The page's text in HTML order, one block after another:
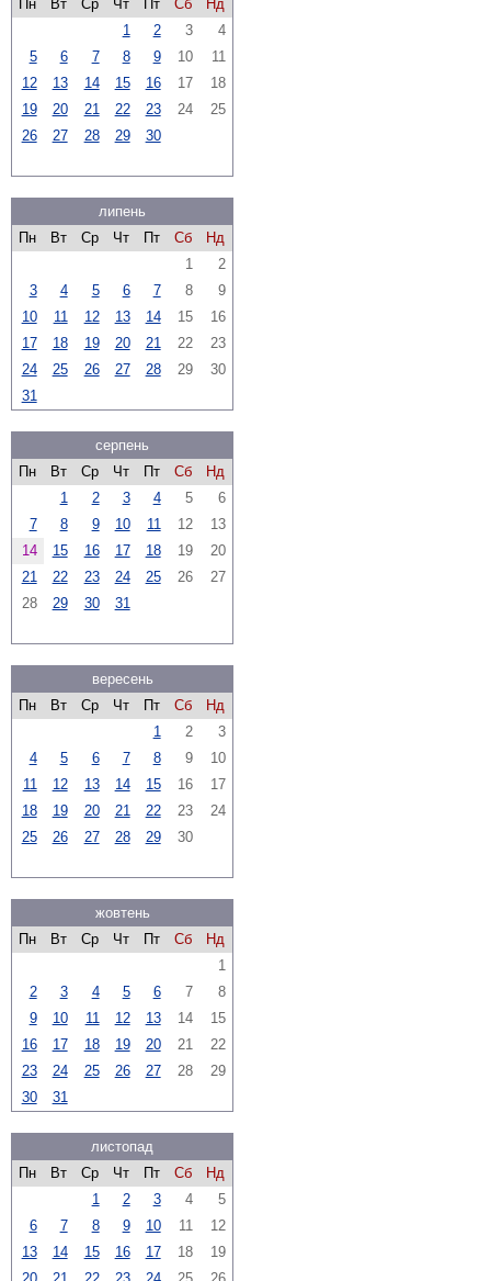
Пн
Вт Ср Чт Пт Сб
Нд
1
2 3
4
5
6 7 8 9 10
11
12
13 14 15 16 17
18
19
20 21 22 23 24
25
26
27 28 29 30
липень
Пн
Вт Ср Чт Пт Сб
Нд
1
2
3
4 5 6 7 8
9
10
11 12 13 14 15
16
17
18 19 20 21 22
23
24
25 26 27 28 29
30
31
серпень
Пн
Вт Ср Чт Пт Сб
Нд
1
2 3 4 5
6
7
8 9 10 11 12
13
14
15 16 17 18 19
20
21
22 23 24 25 26
27
28
29 30 31
вересень
Пн
Вт Ср Чт Пт Сб
Нд
1
2
3
4
5 6 7 8 9
10
11
12 13 14 15 16
17
18
19 20 21 22 23
24
25
26 27 28 29 30
жовтень
Пн
Вт Ср Чт Пт Сб
Нд
1
2
3 4 5 6 7
8
9
10 11 12 13 14
15
16
17 18 19 20 21
22
23
24 25 26 27 28
29
30
31
листопад
Пн
Вт Ср Чт Пт Сб
Нд
1
2 3 4
5
6
7 8 9 10 11
12
13
14 15 16 17 18
19